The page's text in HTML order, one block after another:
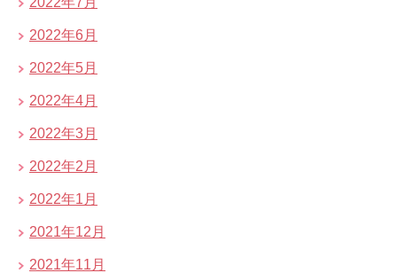
2022年6月
2022年5月
2022年4月
2022年3月
2022年2月
2022年1月
2021年12月
2021年11月